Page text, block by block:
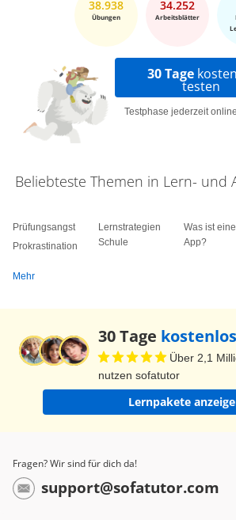
38.938
Übungen
34.252
Arbeitsblätter
30 Tage
testen
Testphase jederzeit
Beliebteste Themen in Lern- und
Prüfungsangst
Prokrastination
Lernstrategien
Schule
Was ist eine
App?
Mehr
30 Tage kostenlos
Über 2,1
nutzen sofatutor
Lernpakete
Fragen? Wir sind für dich da!
support@sofatutor.com